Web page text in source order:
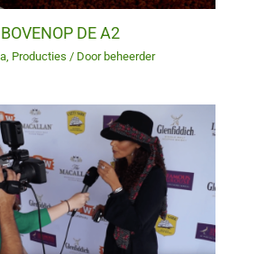
DE A2
, Producties / Door beheerder